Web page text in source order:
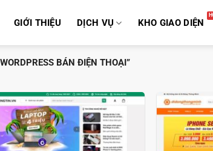
GIỚI THIỆU DỊCH VỤ KHO GIAO DIỆN
BÁN ĐIỆN THOẠI”